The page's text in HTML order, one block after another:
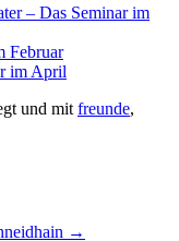
– Das Seminar im
Februar
im April
und mit freunde,
→